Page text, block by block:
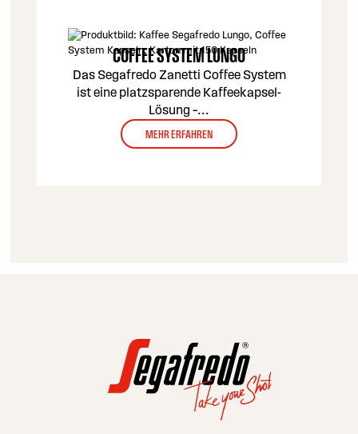
COFFEE SYSTEM LUNGO
Das Segafredo Zanetti Coffee System
ist eine platzsparende Kaffeekapsel-
Lösung –...
MEHR ERFAHREN